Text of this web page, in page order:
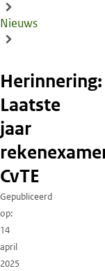
Nieuws
Herinnering:
Laatste
jaar
CvTE
Gepubliceerd
op
14
april
2025